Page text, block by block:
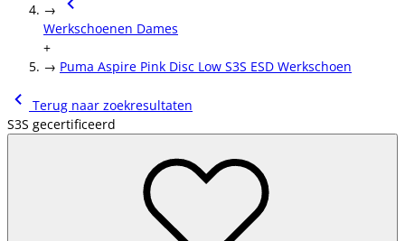
→
Werkschoenen Dames
+
→ Puma Aspire Pink Disc Low S3S ESD Werkschoen
Terug naar zoekresultaten
S3S gecertificeerd